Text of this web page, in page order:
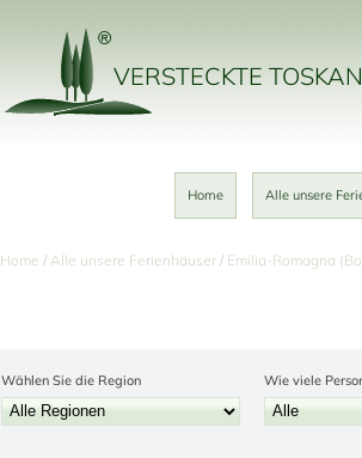
VERSTECKTE
Home Alle unsere
Home Alle unsere Ferienhäuser Emilia-Romagna
Wählen Sie die Region Wie viele